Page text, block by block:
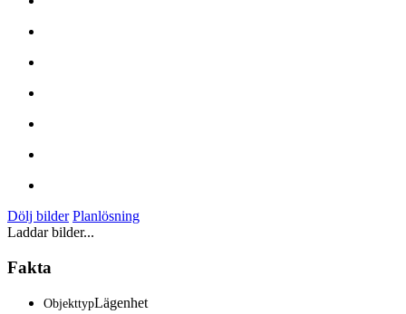
Dölj bilder Planlösning
Laddar bilder...
Fakta
ObjekttypLägenhet